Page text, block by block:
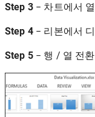
Step 3− 차트에서
Step 4− 리본에서
Step 5− 행 / 열 전